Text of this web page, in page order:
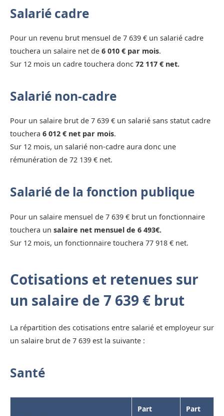
Salarié cadre
Pour un revenu brut mensuel de 7 639 € un salarié cadre
touchera un salaire net de 6 010 € par mois.
Sur 12 mois un cadre touchera donc 72 117 € net.
Salarié non-cadre
Pour un salaire brut de 7 639 € un salarié sans statut cadre
touchera 6 012 € net par mois.
Sur 12 mois, un salarié non-cadre aura donc une
rémunération de 72 139 € net.
Salarié de la fonction publique
Pour un salaire mensuel de 7 639 € brut un fonctionnaire
touchera un salaire net mensuel de 6 493€.
Sur 12 mois, un fonctionnaire touchera 77 918 € net.
Cotisations et retenues sur
un salaire de 7 639 € brut
La répartition des cotisations entre salarié et employeur sur
un salaire brut de 7 639 est la suivante :
Santé
Part
Part